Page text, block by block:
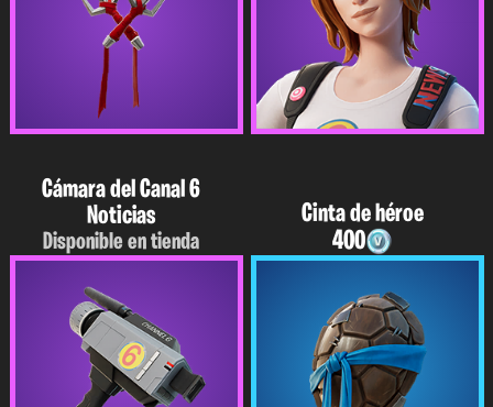
Cámara del Canal 6
Noticias
Disponible en tienda
Cinta de héroe
400